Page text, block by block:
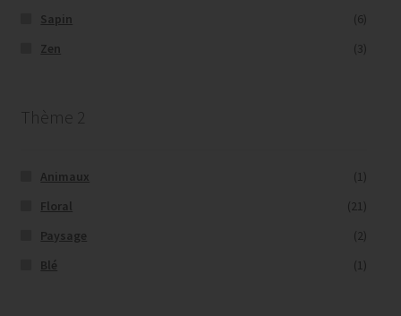
Sapin
(6)
Zen
(3)
Thème 2
Animaux
(1)
Floral
(21)
Paysage
(2)
Blé
(1)